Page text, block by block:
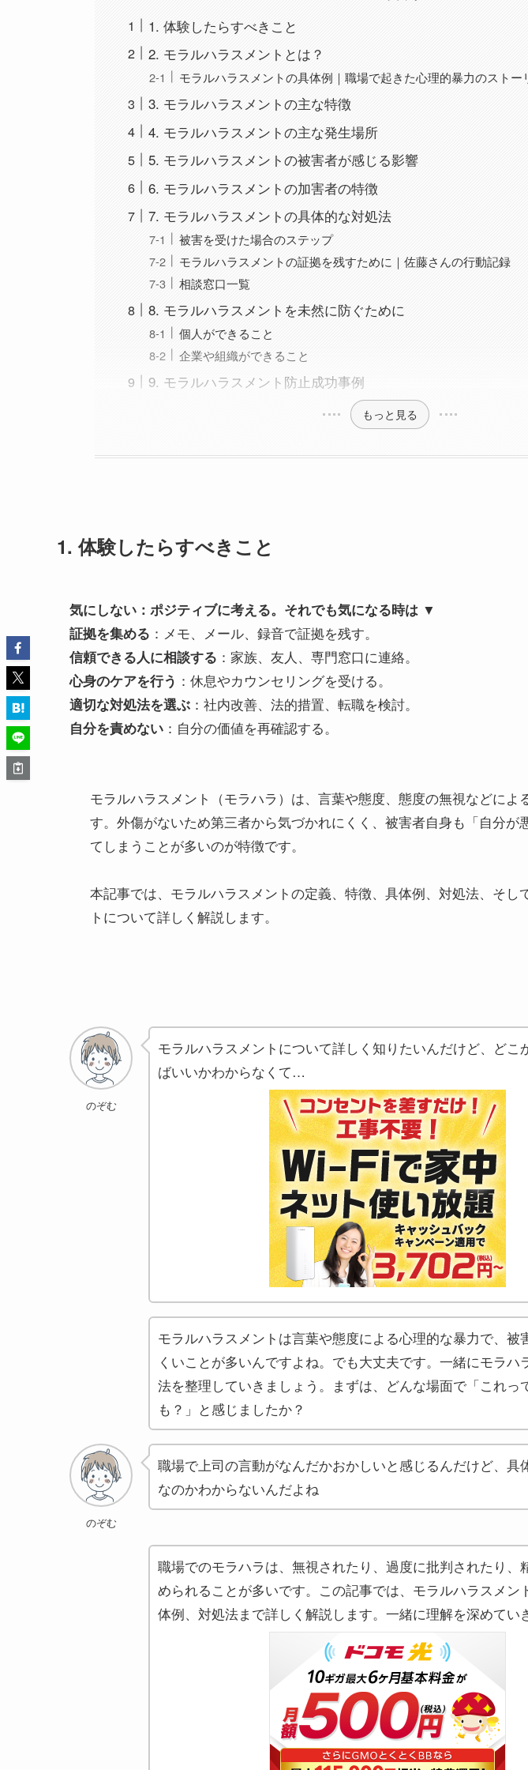
1. 体験したらすべきこと
2. モラルハラスメントとは？
モラルハラスメントの具体例｜職場で起きた心理的暴力のストー
3. モラルハラスメントの主な特徴
4. モラルハラスメントの主な発生場所
5. モラルハラスメントの被害者が感じる影響
6. モラルハラスメントの加害者の特徴
7. モラルハラスメントの具体的な対処法
被害を受けた場合のステップ
モラルハラスメントの証拠を残すために｜佐藤さんの行動記録
相談窓口一覧
8. モラルハラスメントを未然に防ぐために
個人ができること
企業や組織ができること
9. モラルハラスメント防止成功事例
もっと見る
1. 体験したらすべきこと
気にしない：ポジティブに考える。それでも気になる時は ▼
証拠を集める ：メモ、メール、録音で証拠を残す。
信頼できる人に相談する ：家族、友人、専門窓口に連絡。
心身のケアを行う ：休息やカウンセリングを受ける。
適切な対処法を選ぶ ：社内改善、法的措置、転職を検討。
自分を責めない ：自分の価値を再確認する。
モラルハラスメント（モラハラ）は、言葉や態度、態度の無視などによ
す。外傷がないため第三者から気づかれにくく、被害者自身も「自分が
てしまうことが多いのが特徴です。
本記事では、モラルハラスメントの定義、特徴、具体例、対処法、そし
トについて詳しく解説します。
のぞむ
モラルハラスメントについて詳しく知りたいんだけど、どこ
ばいいかわからなくて…
モラルハラスメントは言葉や態度による心理的な暴力で、被
くいことが多いんですよね。でも大丈夫です。一緒にモラハ
法を整理していきましょう。まずは、どんな場面で「これっ
も？」と感じましたか？
のぞむ
職場で上司の言動がなんだかおかしいと感じるんだけど、具
なのかわからないんだよね
職場でのモラハラは、無視されたり、過度に批判されたり、
められることが多いです。この記事では、モラルハラスメン
体例、対処法まで詳しく解説します。一緒に理解を深めてい